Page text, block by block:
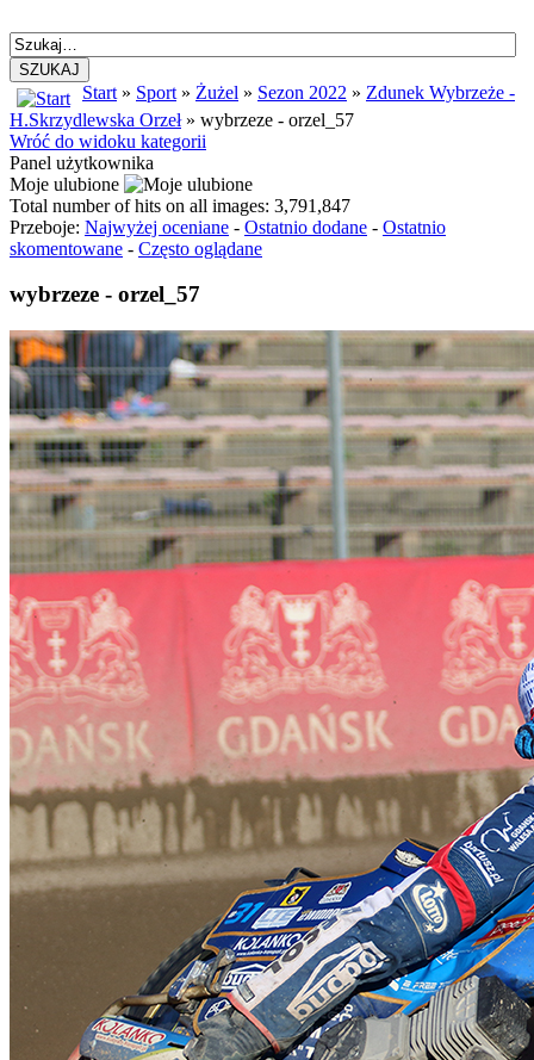
SZUKAJ
Start » Sport » Żużel » Sezon 2022 » Zdunek Wybrzeże -
H.Skrzydlewska Orzeł» wybrzeze - orzel_57
Wróć do widoku kategorii
Panel użytkownika
Moje ulubione
Total number of hits on all images: 3,791,847
Przeboje: Najwyżej oceniane - Ostatnio dodane - Ostatnio
skomentowane - Często oglądane
wybrzeze - orzel_57